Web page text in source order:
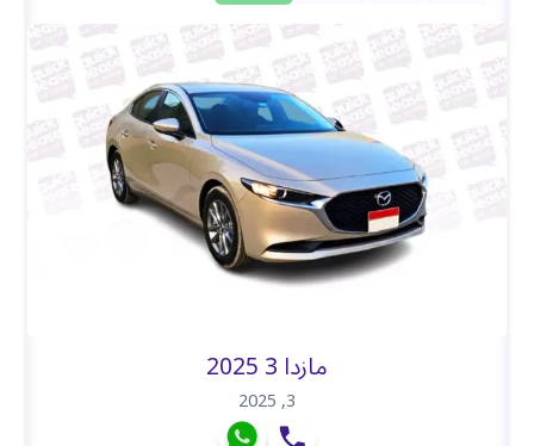
مازدا 3 2025
3
,
2025